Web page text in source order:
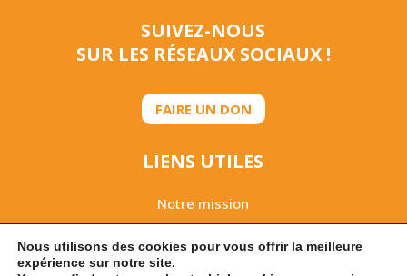
SUIVEZ-NOUS
SUR LES RÉSEAUX SOCIAUX !
FAIRE UN DON
LIENS UTILES
Notre mission
Rapport d’activités 2025
Nous utilisons des cookies pour vous offrir la meilleure
expérience sur notre site.